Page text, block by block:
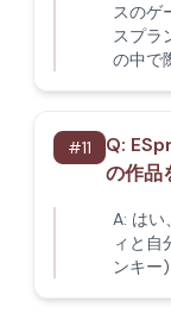
スのゲ
スプラ
の中で
#11 Q:
の作品
A: はい
ィと自
ンキー